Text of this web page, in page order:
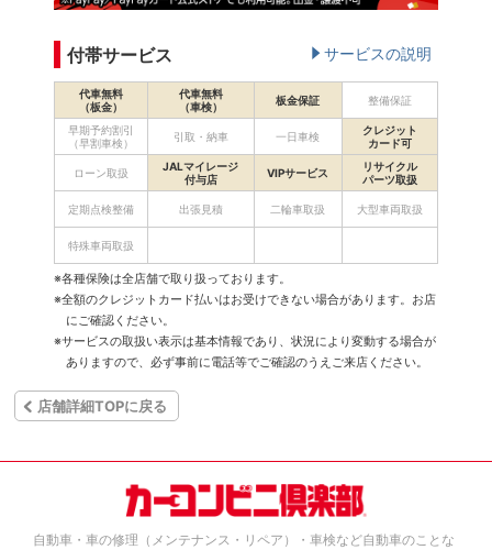
付帯サービス サービスの説明
代車無料
（板金）
代車無料
（車検）
板金保証 整備保証
早期予約割引
（早割車検）
引取・納車 一日車検
クレジット
カード可
ローン取扱
JALマイレージ
付与店
VIPサービス
リサイクル
パーツ取扱
定期点検整備 出張見積 二輪車取扱 大型車両取扱
特殊車両取扱
※各種保険は全店舗で取り扱っております。
※全額のクレジットカード払いはお受けできない場合があります。お店
にご確認ください。
※サービスの取扱い表示は基本情報であり、状況により変動する場合が
ありますので、必ず事前に電話等でご確認のうえご来店ください。
店舗詳細TOPに戻る
自動車・車の修理（メンテナンス・リペア）・車検など自動車のことな